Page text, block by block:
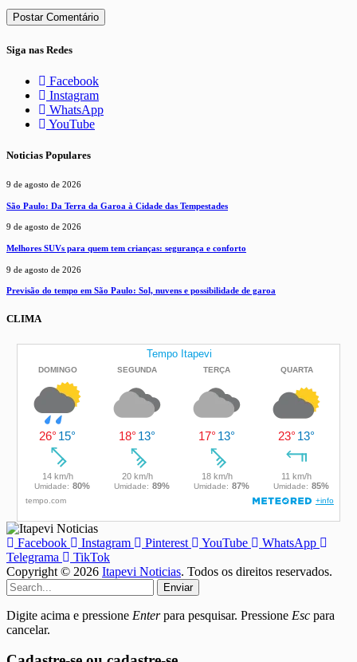
Siga nas Redes
Facebook
Instagram
WhatsApp
YouTube
Noticias Populares
9 de agosto de 2026
São Paulo: Da Terra da Garoa à Cidade das Tempestades
9 de agosto de 2026
Melhores SUVs para quem tem crianças: segurança e conforto
9 de agosto de 2026
Previsão do tempo em São Paulo: Sol, nuvens e possibilidade de garoa
CLIMA
Facebook Instagram Pinterest YouTube
WhatsApp
Telegrama
TikTok
Copyright © 2026 Itapevi Noticias. Todos os direitos reservados.
Enviar
Digite acima e pressione Enterpara pesquisar. Pressione Esc para
cancelar.